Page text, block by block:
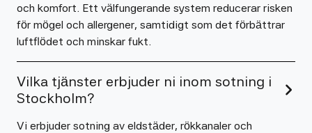
och komfort. Ett välfungerande system reducerar risken
för mögel och allergener, samtidigt som det förbättrar
luftflödet och minskar fukt.
Vilka tjänster erbjuder ni inom sotning i
Stockholm?
Vi erbjuder sotning av eldstäder, rökkanaler och